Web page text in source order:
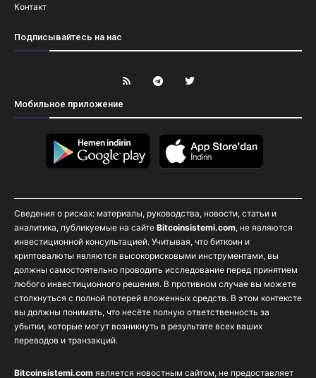
Контакт
Подписывайтесь на нас
Мобильное приложение
Сведения о рисках: материалы, руководства, новости, статьи и
аналитика, публикуемые на сайте Bitcoinsistemi.com, не являются
инвестиционной консультацией. Учитывая, что биткоин и
криптовалюты являются высокорисковыми инструментами, вы
должны самостоятельно проводить исследование перед принятием
любого инвестиционного решения. В противном случае вы можете
столкнуться с полной потерей вложенных средств. В этом контексте
вы должны понимать, что несёте полную ответственность за
убытки, которые могут возникнуть в результате всех ваших
переводов и транзакций.
Bitcoinsistemi.com является новостным сайтом, не предоставляет